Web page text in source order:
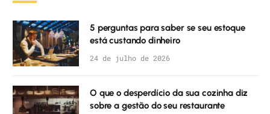
5 perguntas para saber se seu estoque
está custando dinheiro
24 de julho de 2026
O que o desperdício da sua cozinha diz
sobre a gestão do seu restaurante